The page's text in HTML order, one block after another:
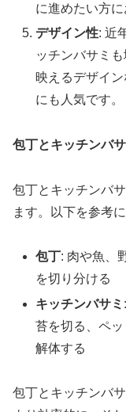
に進めたい方に
デザイン性: 近
ッチンバサミ
映えるデザイ
にも人気です。
包丁とキッチンバ
包丁とキッチンバ
ます。以下を参考
包丁: 肉や魚、
を切り分ける
キッチンバサミ
苔を切る、ペ
解体する
包丁とキッチンバ